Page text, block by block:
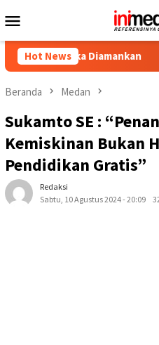
ke
Mobile
Hot News
Diamankan Satgas
Beranda Medan
Sukamto SE :
Kemiskinan Bukan
Pendidikan Gratis”
Redaksi
Sabtu, 10 Agustus 2024 - 20:09